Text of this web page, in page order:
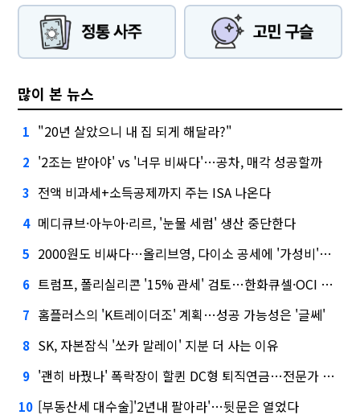
많이 본 뉴스
1 "20년 살았으니 내 집 되게 해달라?"
2 '2조는 받아야' vs '너무 비싸다'…공차, 매각 성공할까
3 전액 비과세+소득공제까지 주는 ISA 나온다
4 메디큐브·아누아·리르, '눈물 세럼' 생산 중단한다
5 2000원도 비싸다…올리브영, 다이소 공세에 '가성비'로 맞불
6 트럼프, 폴리실리콘 '15% 관세' 검토…한화큐셀·OCI 영향은?
7 홈플러스의 'K트레이더조' 계획…성공 가능성은 '글쎄'
8 SK, 자본잠식 '쏘카 말레이' 지분 더 사는 이유
9 '괜히 바꿨나' 폭락장이 할퀸 DC형 퇴직연금…전문가 조언은
10 [부동산세 대수술]'2년내 팔아라'…뒷문은 열었다